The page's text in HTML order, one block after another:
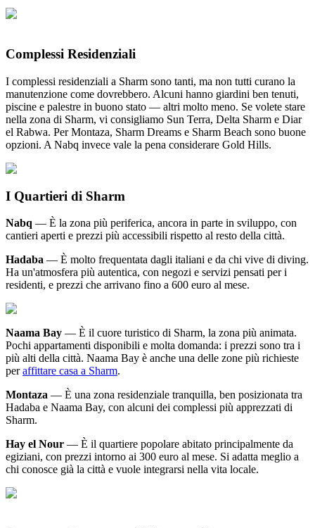
Complessi Residenziali
I complessi residenziali a Sharm sono tanti, ma non tutti curano la
manutenzione come dovrebbero. Alcuni hanno giardini ben tenuti,
piscine e palestre in buono stato — altri molto meno. Se volete stare
nella zona di Sharm, vi consigliamo Sun Terra, Delta Sharm e Diar
el Rabwa. Per Montaza, Sharm Dreams e Sharm Beach sono buone
opzioni. A Nabq invece vale la pena considerare Gold Hills.
I Quartieri di Sharm
Nabq — È la zona più periferica, ancora in parte in sviluppo, con
cantieri aperti e prezzi più accessibili rispetto al resto della città.
Hadaba — È molto frequentata dagli italiani e da chi vive di diving.
Ha un'atmosfera più autentica, con negozi e servizi pensati per i
residenti, e prezzi che arrivano fino a 600 euro al mese.
Naama Bay — È il cuore turistico di Sharm, la zona più animata.
Pochi appartamenti disponibili e molta domanda: i prezzi sono tra i
più alti della città. Naama Bay è anche una delle zone più richieste
peraffittare casa a Sharm.
Montaza — È una zona residenziale tranquilla, ben posizionata tra
Hadaba e Naama Bay, con alcuni dei complessi più apprezzati di
Sharm.
Hay el Nour — È il quartiere popolare abitato principalmente da
egiziani, con prezzi intorno ai 300 euro al mese. Si adatta meglio a
chi conosce già la città e vuole integrarsi nella vita locale.